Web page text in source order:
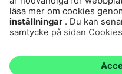
Tillgänglighetsutlåtande